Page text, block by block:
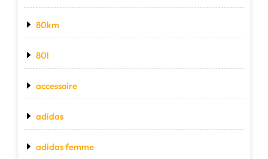
80km
80l
accessoire
adidas
adidas femme